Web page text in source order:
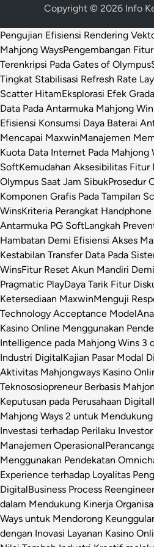
Copyright © 2026 Info
Pengujian Efisiensi Rendering
Mahjong WaysPengembangan
Terenkripsi Pada Gates of Olympus
Tingkat Stabilisasi Refresh Rate
Scatter HitamEksplorasi Efek
Data Pada Antarmuka Mahjong
Efisiensi Konsumsi Daya Baterai
Mencapai MaxwinManajemen
Kuota Data Internet Pada Mahjong
SoftKemudahan Aksesibilitas Fitur
Olympus Saat Jam SibukProsedur
Komponen Grafis Pada Tampilan
WinsKriteria Perangkat
Antarmuka PG SoftLangkah
Hambatan Demi Efisiensi Akses
Kestabilan Transfer Data Pada
WinsFitur Reset Akun Mandiri
Pragmatic PlayDaya Tarik Fitur
Ketersediaan MaxwinMenguji
Technology Acceptance Model
Kasino Online Menggunakan
Intelligence pada Mahjong Wins 3
Industri DigitalKajian Pasar Modal
Aktivitas Mahjongways Kasino
Teknososiopreneur Berbasis
Keputusan pada Perusahaan Digital
Mahjong Ways 2 untuk
Investasi terhadap Perilaku
Manajemen Operasional
Menggunakan Pendekatan
Experience terhadap Loyalitas
DigitalBusiness Process
dalam Mendukung Kinerja
Ways untuk Mendorong
dengan Inovasi Layanan Kasino